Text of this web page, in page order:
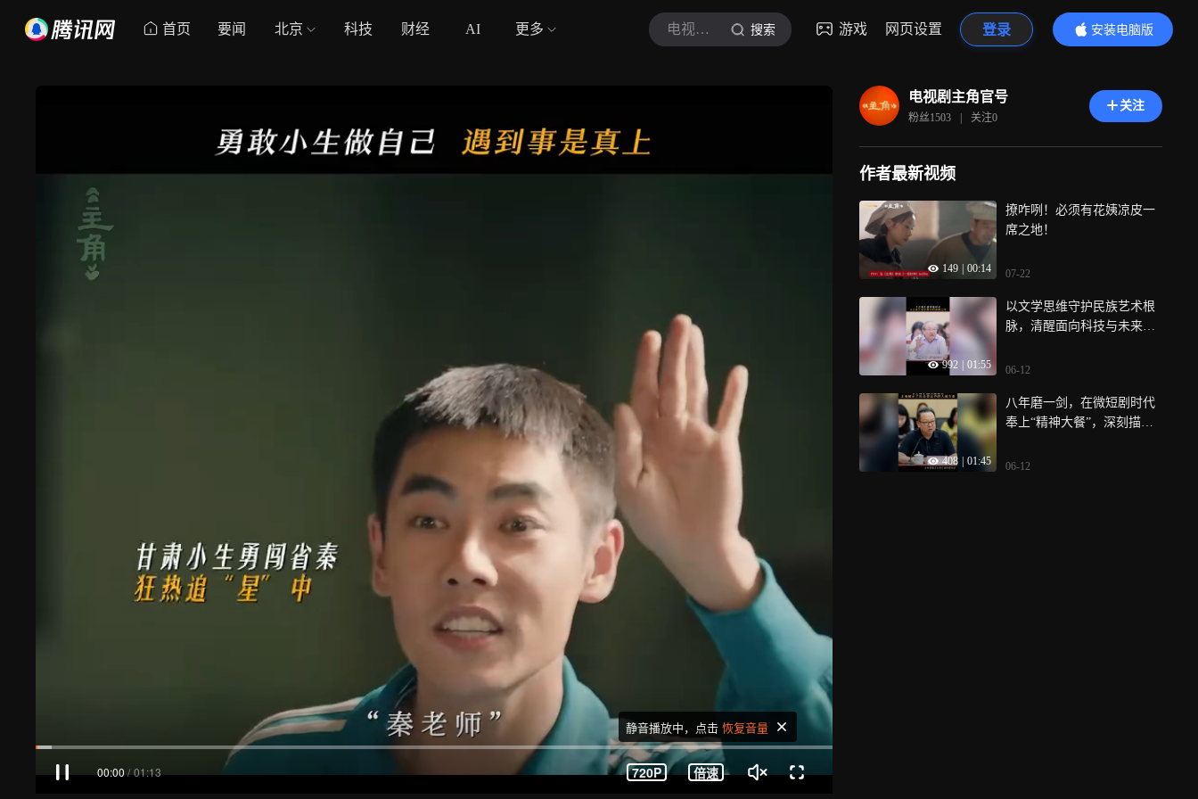
首页 要闻 北京 科技 财经 AI 更多 电视剧主角官号 搜索 游戏 网页设置 登录
安装电脑版
内容更精彩
00:00 / 01:13 720P 倍速
静音播放中，点击 恢复音量
电视剧主角官号
粉丝1503 | 关注0
关注
作者最新视频
149 00:14
撩咋咧！必须有花姨凉皮一
席之地！
07-22
992 01:55
以文学思维守护民族艺术根
脉，清醒面向科技与未来的
06-12
408 01:45
八年磨一剑，在微短剧时代
奉上“精神大餐”，深刻描摹
06-12